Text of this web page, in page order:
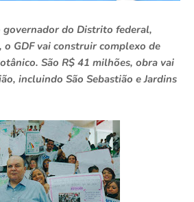
governador do Distrito federal,
o GDF vai construir complexo de
São R$ 41 milhões, obra vai
incluindo São Sebastião e Jardins